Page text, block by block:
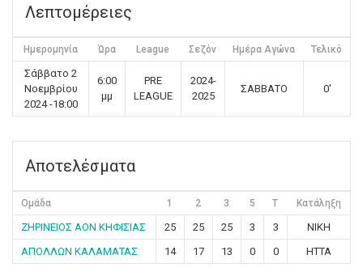
Λεπτομέρειες
Ημερομηνία Ώρα League Σεζόν Ημέρα Αγώνα Τελικό
Σάββατο 2
Νοεμβρίου
2024 -18:00
6:00
μμ
PRE
LEAGUE
2024-
2025
ΣΑΒΒΑΤΟ 0'
Αποτελέσματα
Ομάδα 1 2 3 5 T Κατάληξη
ΖΗΡΙΝΕΙΟΣ ΑΟΝ ΚΗΦΙΣΙΑΣ 25 25 25 3 3
ΝΙΚΗ
ΑΠΟΛΛΩΝ ΚΑΛΑΜΑΤΑΣ
14 17 13 0 0 ΗΤΤΑ